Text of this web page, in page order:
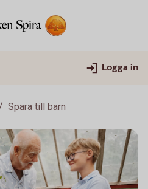
Logga in
Spara till barn